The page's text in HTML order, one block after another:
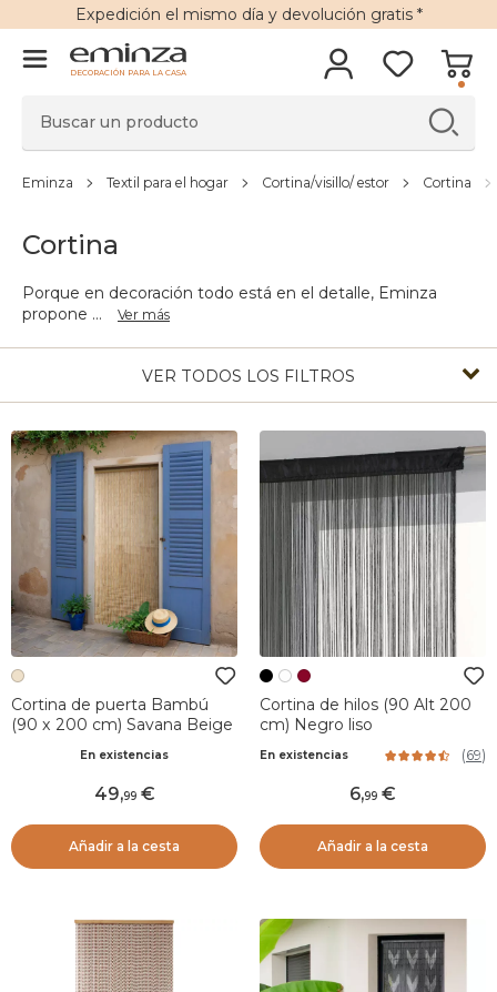
Expedición el mismo día y devolución gratis*
DECORACIÓN PARA LA CASA
Eminza Textil para el hogar Cortina/visillo/ estor Cortina
Cortina
Porque en decoración todo está en el detalle, Eminza
propone ... Ver más
VER TODOS LOS FILTROS
Cortina de puerta Bambú
(90 x 200 cm) Savana Beige
En existencias
49,99
Añadir a la cesta
Cortina de hilos (90 Alt 200
cm) Negro liso
En existencias (69)
6,99
Añadir a la cesta